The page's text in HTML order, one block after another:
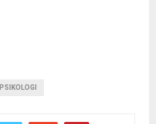
PSIKOLOGI